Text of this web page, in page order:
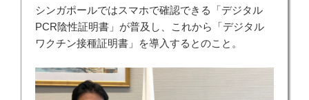
シンガポールではスマホで確認できる「デジタル
PCR陰性証明書」が普及し、これから「デジタル
ワクチン接種証明書」を導入するとのこと。